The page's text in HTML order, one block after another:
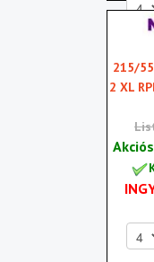
215/
2 XL